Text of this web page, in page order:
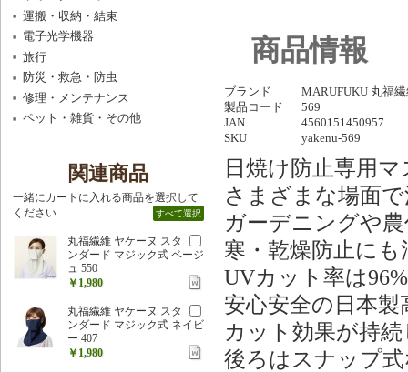
商品情報
ブランド
MARUFUKU 丸福
製品コード
569
JAN
4560151450957
SKU
yakenu-569
日焼け防止専用
さまざまな場面
ガーデニングや
寒・乾燥防止に
UVカット率は
安心安全の日本
カット効果が持
後ろはスナップ
運搬・収納・結束
電子光学機器
旅行
防災・救急・防虫
修理・メンテナンス
ペット・雑貨・その他
関連商品
一緒にカートに入れる商品を選択して
ください
すべて選択
丸福繊維 ヤケーヌ スタ
ンダード マジック式 ベージ
ュ 550
￥1,980
丸福繊維 ヤケーヌ スタ
ンダード マジック式 ネイビ
ー 407
￥1,980